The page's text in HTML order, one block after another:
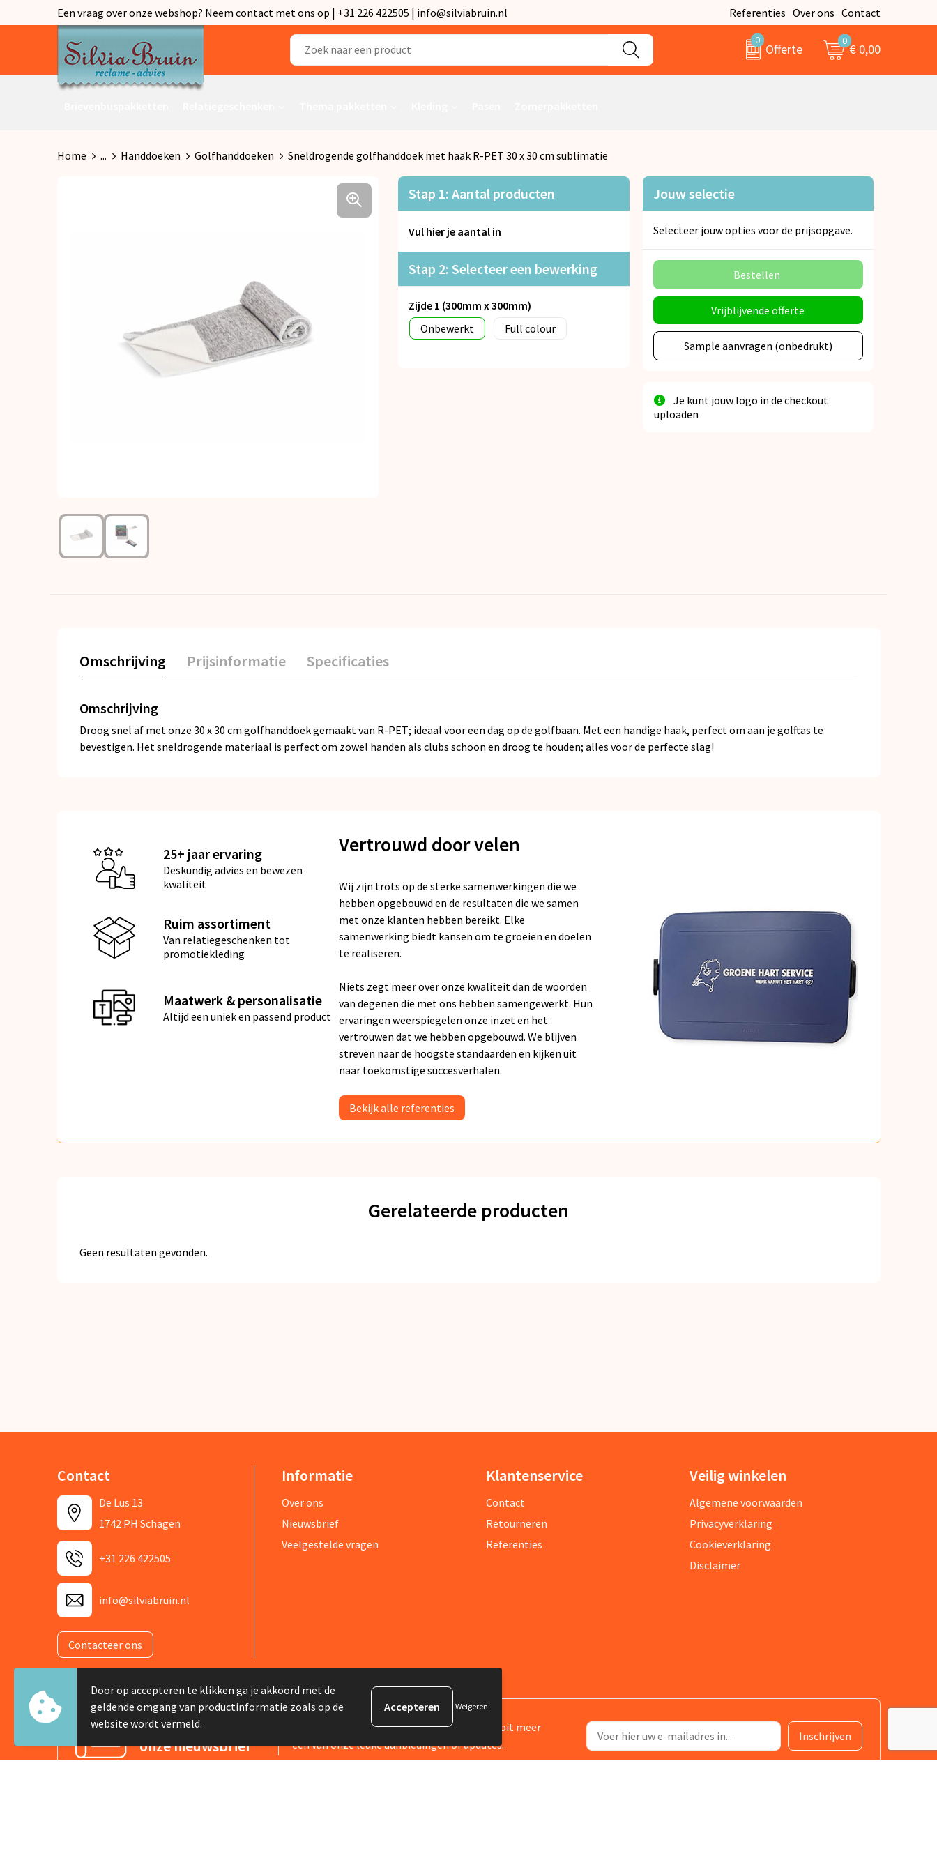
Een vraag over onze webshop? Neem contact met ons op | +31 226 422505 | info@silviabruin.nl Referenties Over ons Contact
0
Offerte
0
€ 0,00
Home ... Handdoeken Golfhanddoeken Sneldrogende golfhanddoek met haak R-PET 30 x 30 cm sublimatie
Stap 1: Aantal producten
Vul hier je aantal in
Stap 2: Selecteer een bewerking
Zijde 1 (300mm x 300mm)
Onbewerkt
Full colour
Jouw selectie
Selecteer jouw opties voor de prijsopgave.
Bestellen
Vrijblijvende offerte
Sample aanvragen (onbedrukt)
Je kunt jouw logo in de checkout
uploaden
Omschrijving Prijsinformatie Specificaties
Omschrijving
Droog snel af met onze 30 x 30 cm golfhanddoek gemaakt van R-PET; ideaal voor een dag op de golfbaan. Met een handige haak, perfect om aan je golftas te
bevestigen. Het sneldrogende materiaal is perfect om zowel handen als clubs schoon en droog te houden; alles voor de perfecte slag!
25+ jaar ervaring
Deskundig advies en bewezen
kwaliteit
Ruim assortiment
Van relatiegeschenken tot
promotiekleding
Maatwerk & personalisatie
Altijd een uniek en passend product
Vertrouwd door velen
Wij zijn trots op de sterke samenwerkingen die we
hebben opgebouwd en de resultaten die we samen
met onze klanten hebben bereikt. Elke
samenwerking biedt kansen om te groeien en doelen
te realiseren.
Niets zegt meer over onze kwaliteit dan de woorden
van degenen die met ons hebben samengewerkt. Hun
ervaringen weerspiegelen onze inzet en het
vertrouwen dat we hebben opgebouwd. We blijven
streven naar de hoogste standaarden en kijken uit
naar toekomstige succesverhalen.
Bekijk alle referenties
Gerelateerde producten
Geen resultaten gevonden.
Contact
De Lus 13
1742 PH Schagen
+31 226 422505
info@silviabruin.nl
Contacteer ons
Informatie
Over ons
Nieuwsbrief
Veelgestelde vragen
Klantenservice
Contact
Retourneren
Referenties
Veilig winkelen
Algemene voorwaarden
Privacyverklaring
Cookieverklaring
Disclaimer
Meld je aan voor
onze nieuwsbrief
Schrijf je in voor onze nieuwsbrief en mis nooit meer
één van onze leuke aanbiedingen of updates.
Door op accepteren te klikken ga je akkoord met de
geldende omgang van productinformatie zoals op de
website wordt vermeld.
Weigeren